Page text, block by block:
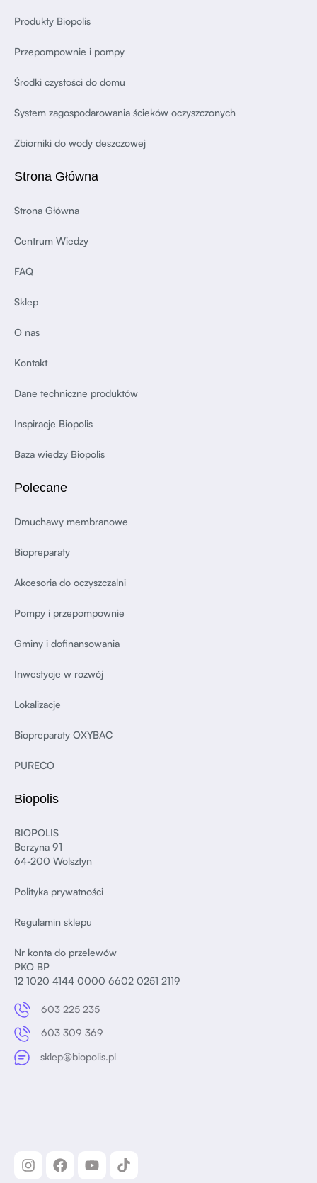
Produkty Biopolis
Przepompownie i pompy
Środki czystości do domu
System zagospodarowania ścieków oczyszczonych
Zbiorniki do wody deszczowej
Strona Główna
Strona Główna
Centrum Wiedzy
FAQ
Sklep
O nas
Kontakt
Dane techniczne produktów
Inspiracje Biopolis
Baza wiedzy Biopolis
Polecane
Dmuchawy membranowe
Biopreparaty
Akcesoria do oczyszczalni
Pompy i przepompownie
Gminy i dofinansowania
Inwestycje w rozwój
Lokalizacje
Biopreparaty OXYBAC
PURECO
Biopolis
BIOPOLIS
Berzyna 91
64-200 Wolsztyn
Polityka prywatności
Regulamin sklepu
Nr konta do przelewów
PKO BP
12 1020 4144 0000 6602 0251 2119
603 225 235
603 309 369
sklep@biopolis.pl